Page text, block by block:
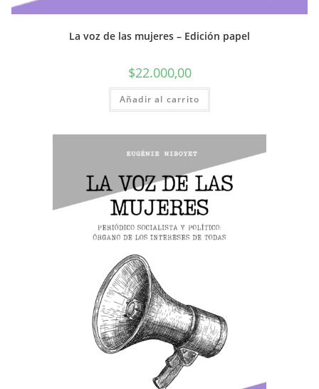
La voz de las mujeres – Edición papel
$22.000,00
Añadir al carrito